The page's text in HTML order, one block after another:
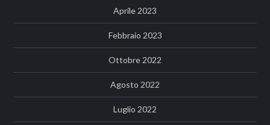
Aprile 2023
Febbraio 2023
Ottobre 2022
Agosto 2022
Luglio 2022